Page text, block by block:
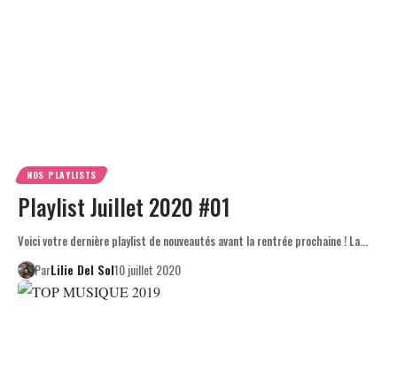
NOS PLAYLISTS
Playlist Juillet 2020 #01
Voici votre dernière playlist de nouveautés avant la rentrée prochaine ! La…
ParLilie Del Sol10 juillet 2020